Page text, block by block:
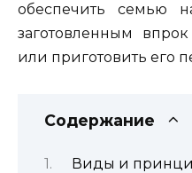
обеспечить семью
заготовленным
или приготовить его
Содержание
Виды и